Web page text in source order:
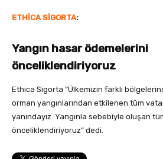
ETHİCA SİGORTA:
Yangın hasar ödemelerini
önceliklendiriyoruz
Ethica Sigorta “Ülkemizin farklı
orman yangınlarından etkilenen tüm
yanındayız. Yangınla sebebiyle oluşan
önceliklendiriyoruz” dedi.